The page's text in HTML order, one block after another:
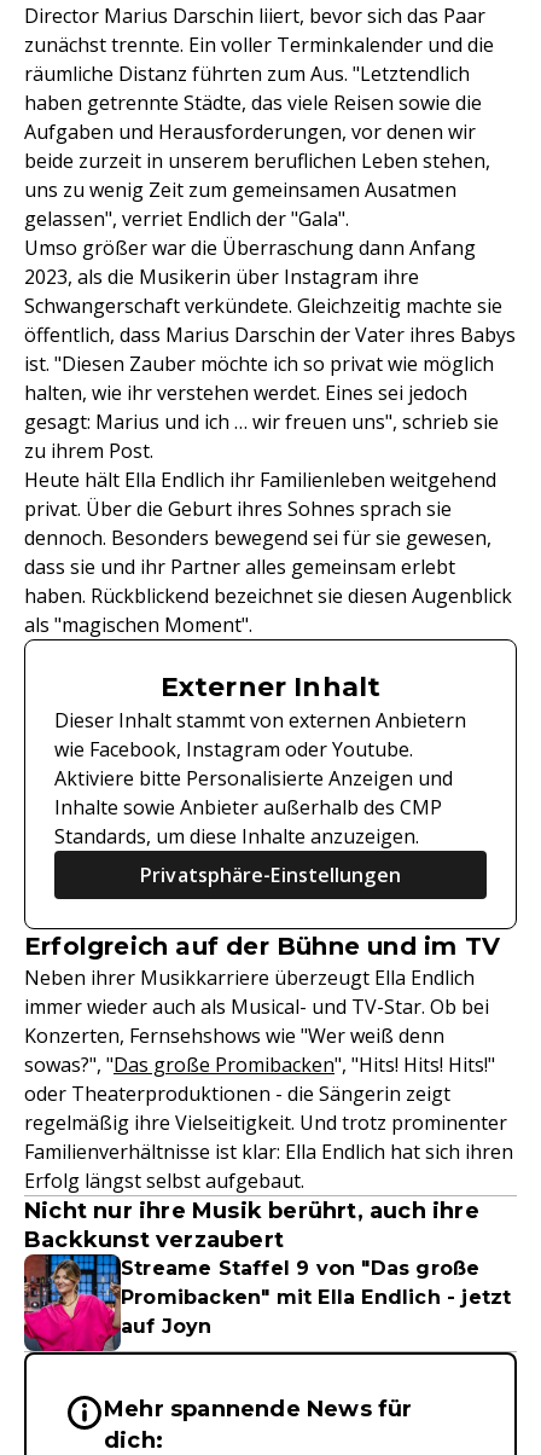
Director Marius Darschin liiert, bevor sich das Paar
zunächst trennte. Ein voller Terminkalender und die
räumliche Distanz führten zum Aus. "Letztendlich
haben ge­trennte Städte, das viele Reisen sowie die
Aufgaben und Herausforderungen, vor denen wir
beide zurzeit in unserem beruflichen Leben stehen,
uns zu wenig Zeit zum gemeinsamen Ausat­men
gelassen", verriet Endlich der "Gala".
Umso größer war die Überraschung dann Anfang
2023, als die Musikerin über Instagram ihre
Schwangerschaft verkündete. Gleichzeitig machte sie
öffentlich, dass Marius Darschin der Vater ihres Babys
ist. "Diesen Zauber möchte ich so privat wie möglich
halten, wie ihr verstehen werdet. Eines sei jedoch
gesagt: Marius und ich … wir freuen uns", schrieb sie
zu ihrem Post.
Heute hält Ella Endlich ihr Familienleben weitgehend
privat. Über die Geburt ihres Sohnes sprach sie
dennoch. Besonders bewegend sei für sie gewesen,
dass sie und ihr Partner alles gemeinsam erlebt
haben. Rückblickend bezeichnet sie diesen Augenblick
als "magischen Moment".
Externer Inhalt
Dieser Inhalt stammt von externen Anbietern
wie Facebook, Instagram oder Youtube.
Aktiviere bitte Personalisierte Anzeigen und
Inhalte sowie Anbieter außerhalb des CMP
Standards, um diese Inhalte anzuzeigen.
Privatsphäre-Einstellungen
Erfolgreich auf der Bühne und im TV
Neben ihrer Musikkarriere überzeugt Ella Endlich
immer wieder auch als Musical- und TV-Star. Ob bei
Konzerten, Fernsehshows wie "Wer weiß denn
sowas?", "Das große Promibacken", "Hits! Hits! Hits!"
oder Theaterproduktionen - die Sängerin zeigt
regelmäßig ihre Vielseitigkeit. Und trotz prominenter
Familienverhältnisse ist klar: Ella Endlich hat sich ihren
Erfolg längst selbst aufgebaut.
Nicht nur ihre Musik berührt, auch ihre
Backkunst verzaubert
Streame Staffel 9 von "Das große
Promibacken" mit Ella Endlich - jetzt
auf Joyn
Wichtige Hinweise &
Mehr spannende News für
dich: